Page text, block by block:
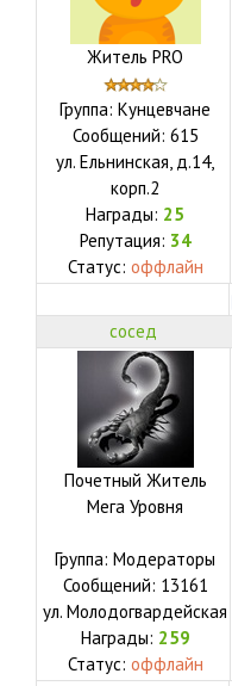
Житель PRO
Группа: Кунцевчане
Сообщений: 615
ул. Ельнинская, д.14,
корп.2
Награды: 25
Репутация: 34
Статус: оффлайн
сосед
Почетный Житель
Мега Уровня
Группа: Модераторы
Сообщений: 13161
ул. Молодогвардейская
Награды: 259
Статус: оффлайн